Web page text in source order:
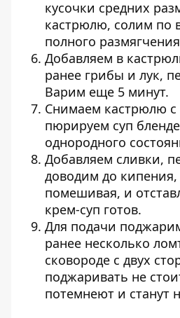
кусочки средних
кастрюлю, солим по
полного
Добавляем в
ранее грибы и лук,
Варим еще 5 минут.
Снимаем кастрюлю
пюрируем суп
однородного
Добавляем сливки,
доводим до кипения,
помешивая, и
крем-суп готов.
Для подачи
ранее несколько
сковороде с двух
поджаривать не
потемнеют и станут